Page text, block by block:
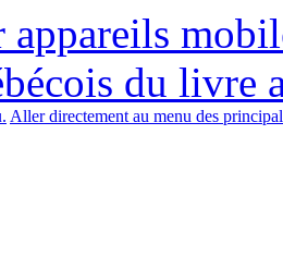
du livre
Aller directement au menu des